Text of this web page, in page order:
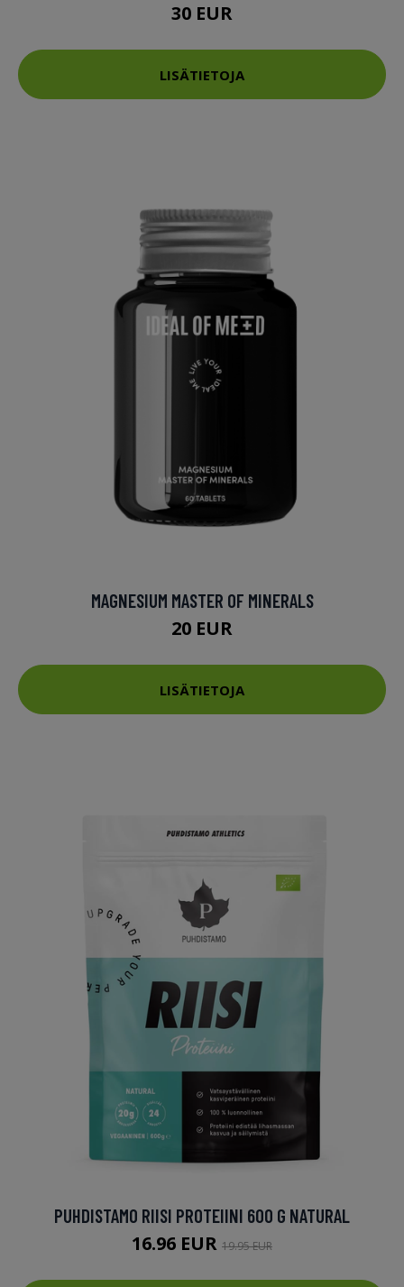
30 EUR
LISÄTIETOJA
MAGNESIUM MASTER OF MINERALS
20 EUR
LISÄTIETOJA
PUHDISTAMO RIISI PROTEIINI 600 G NATURAL
16.96 EUR 19.95 EUR